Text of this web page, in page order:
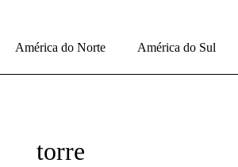
América do Norte América do Sul
torre